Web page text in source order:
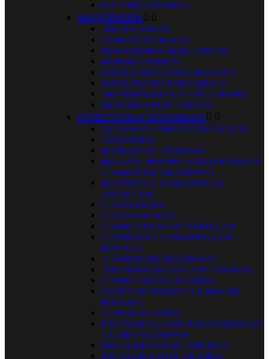
PULVERIZADORES
MAQUINARIA  
ARENADORAS
COMPACTADORAS
ELEVADORES ELECTRICOS
HORMIGONERAS
MAQUNARIA PARA MADERA
MAQUINARIA PARA METAL
TRANSPALETAS Y APILADORES
MOTORES ELECTRICOS
FERRETERIA Y SEGURIDAD  
ACEITES Y LIMPIA CONTACTOS
ANDAMIOS
BANCOS DE TRABAJO
BOLSAS, MOCHILAS MALETINES Y
CARROS DE TRASPORTE
BUZONES Y TABLONES DE
ANUNCIOS
CABALLETES
CAJAS FUERTES
CARRETILLAS DE ALMACEN
.CARROS PLATAFORMA CON
RUEDAS
.CARROS DE TRASPORTE
.TRANSPALETAS Y APILADORAS
CARRETILLAS DE OBRA
CONTENEDORES Y CUBOS DE
BASURA
CUBOS DE OBRA
ESCALERAS CON PLATAFORMAS Y
GUARDACUERPOS
ESCALERAS ELECTRICISTA
ESCALERAS POR TRAMOS